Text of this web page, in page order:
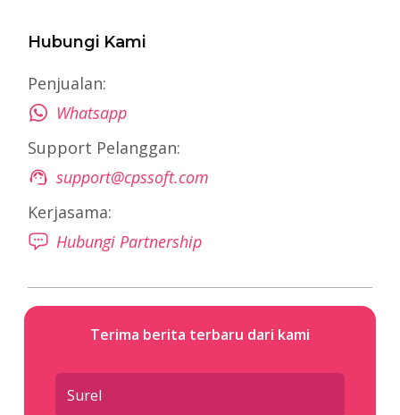
Hubungi Kami
Penjualan:
Whatsapp
Support Pelanggan:
support@cpssoft.com
Kerjasama:
Hubungi Partnership
Terima berita terbaru dari kami